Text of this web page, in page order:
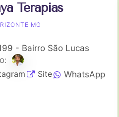
Terapias
MG
- Bairro São Lucas
Site WhatsApp